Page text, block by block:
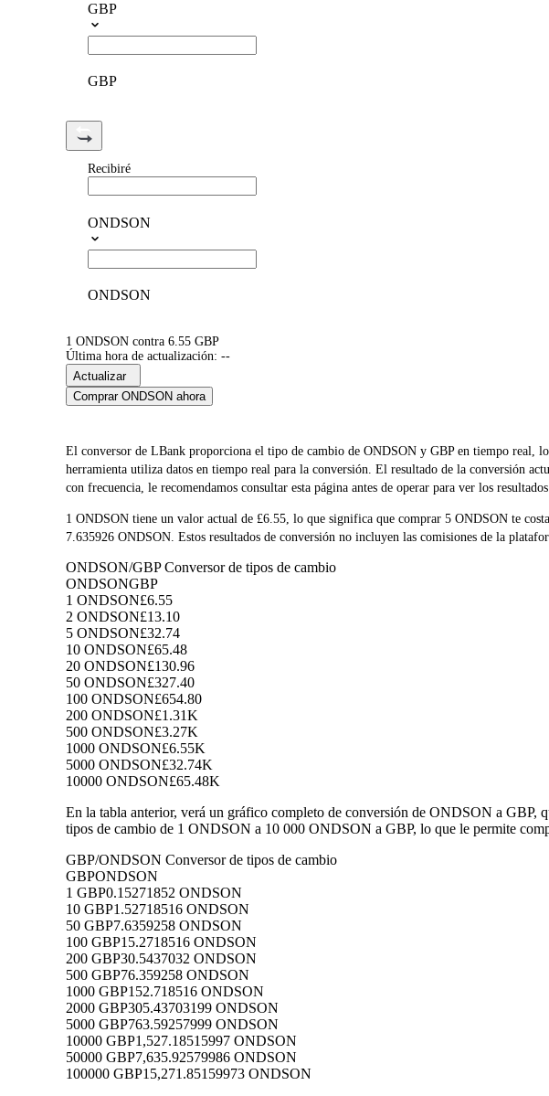
GBP
GBP
Recibiré
ONDSON
ONDSON
1 ONDSON contra 6.55 GBP
Última hora de actualización: --
Actualizar
Comprar ONDSON ahora
El conversor de LBank proporciona el tipo de cambio de ONDSON y GBP en tiempo
herramienta utiliza datos en tiempo real para la conversión. El resultado de la conversión
con frecuencia, le recomendamos consultar esta página antes de operar para ver los
1 ONDSON tiene un valor actual de £6.55, lo que significa que comprar 5 ONDSON te
7.635926 ONDSON. Estos resultados de conversión no incluyen las comisiones de la
ONDSON/GBP Conversor de tipos de cambio
ONDSONGBP
1 ONDSON£6.55
2 ONDSON£13.10
5 ONDSON£32.74
10 ONDSON£65.48
20 ONDSON£130.96
50 ONDSON£327.40
100 ONDSON£654.80
200 ONDSON£1.31K
500 ONDSON£3.27K
1000 ONDSON£6.55K
5000 ONDSON£32.74K
10000 ONDSON£65.48K
En la tabla anterior, verá un gráfico completo de conversión de ONDSON a GBP,
tipos de cambio de 1 ONDSON a 10 000 ONDSON a GBP, lo que le permite
GBP/ONDSON Conversor de tipos de cambio
GBPONDSON
1 GBP0.15271852 ONDSON
10 GBP1.52718516 ONDSON
50 GBP7.6359258 ONDSON
100 GBP15.2718516 ONDSON
200 GBP30.5437032 ONDSON
500 GBP76.359258 ONDSON
1000 GBP152.718516 ONDSON
2000 GBP305.43703199 ONDSON
5000 GBP763.59257999 ONDSON
10000 GBP1,527.18515997 ONDSON
50000 GBP7,635.92579986 ONDSON
100000 GBP15,271.85159973 ONDSON